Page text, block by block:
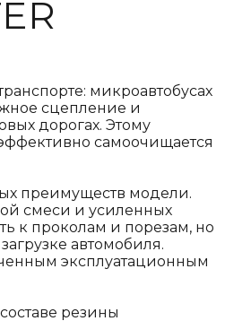
микроавтобусах
сцепление и
дорогах. Этому
самоочищается
преимуществ модели.
смеси и усиленных
к проколам и порезам, но
автомобиля.
эксплуатационным
резины